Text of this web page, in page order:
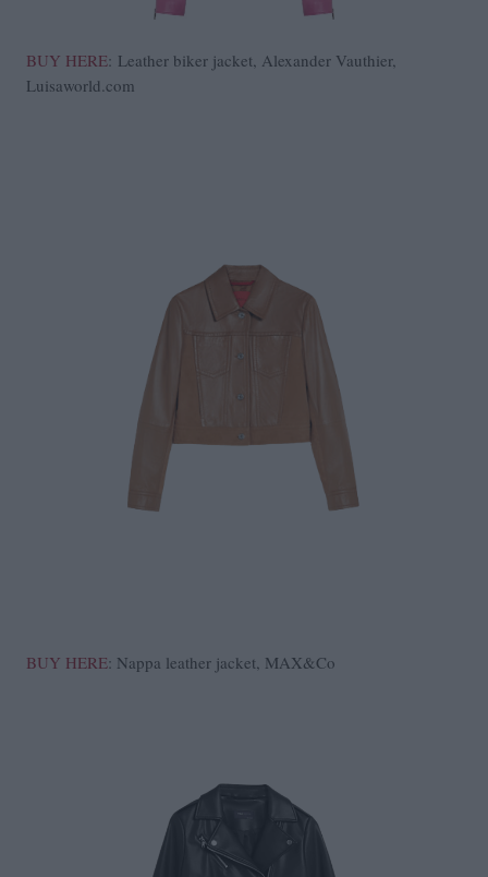
BUY HERE: Leather biker jacket, Alexander Vauthier,
Luisaworld.com
BUY HERE: Nappa leather jacket, MAX&Co